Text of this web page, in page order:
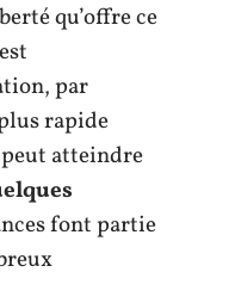
qu’offre ce
par
rapide
peut atteindre
font partie